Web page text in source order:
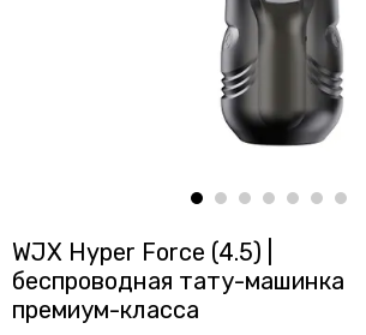
WJX Hyper Force (4.5) |
беспроводная тату-машинка
премиум-класса